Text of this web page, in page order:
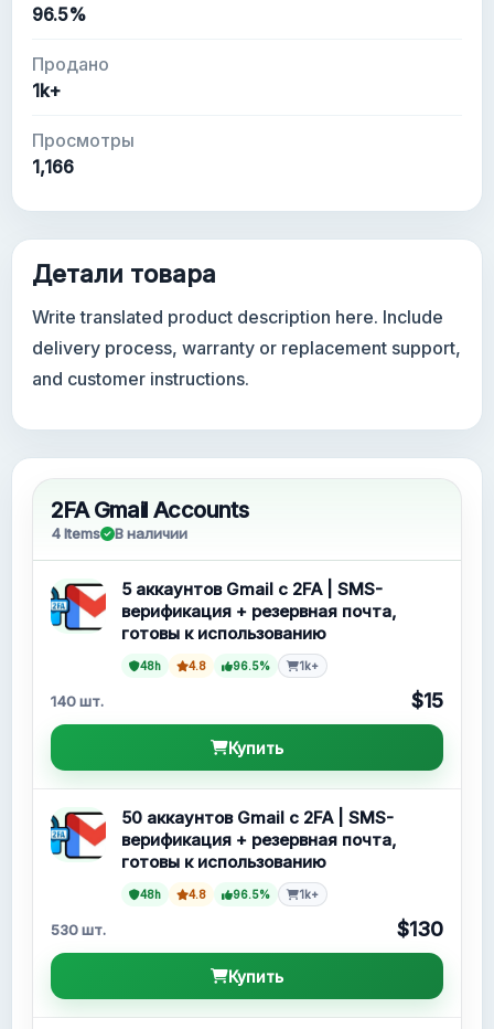
96.5%
Продано
1k+
Просмотры
1,166
Детали товара
Write translated product description here. Include
delivery process, warranty or replacement support,
and customer instructions.
2FA Gmail Accounts
4 Items В наличии
5 аккаунтов Gmail с 2FA | SMS-
верификация + резервная почта,
готовы к использованию
48h 4.8 96.5% 1k+
140 шт. $15
Купить
50 аккаунтов Gmail с 2FA | SMS-
верификация + резервная почта,
готовы к использованию
48h 4.8 96.5% 1k+
530 шт. $130
Купить